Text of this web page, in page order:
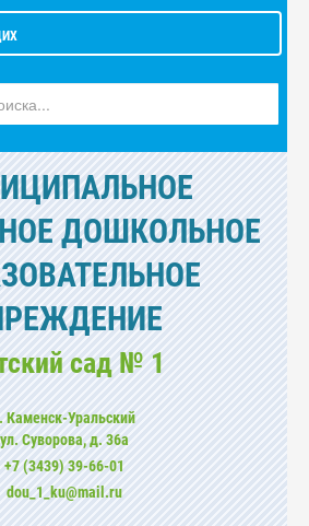
ДОШКОЛЬНОЕ
сад № 1
Каменск-Уральский
ул. Суворова, д. 36а
+7 (3439) 39-66-01
dou_1_ku@mail.ru